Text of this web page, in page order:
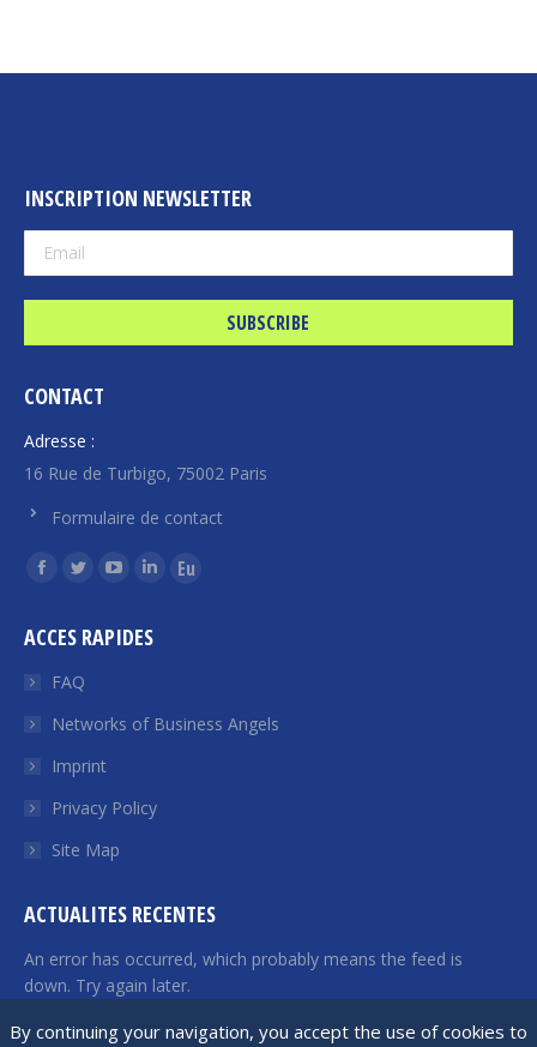
By continuing your navigation, you accept the use of cookies to
INSCRIPTION NEWSLETTER
CONTACT
Adresse :
16 Rue de Turbigo, 75002 Paris
Formulaire de contact
Find us on:
Facebook
opens
window
Twitter
opens
in
window
YouTube
opens
window
Linkedin
opens
window
Euroquity
window
ACCES RAPIDES
FAQ
Networks of Business Angels
Imprint
Privacy Policy
Site Map
ACTUALITES RECENTES
An error has occurred, which probably means the feed is
down. Try again later.